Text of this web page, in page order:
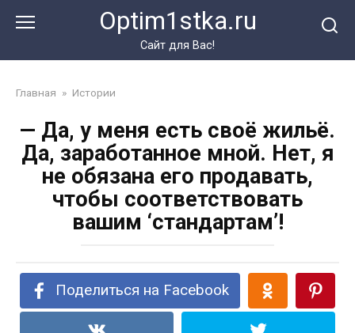
Optim1stka.ru
Сайт для Вас!
Главная » Истории
— Да, у меня есть своё жильё.
Да, заработанное мной. Нет, я
не обязана его продавать,
чтобы соответствовать
вашим ‘стандартам’!
Поделиться на Facebook